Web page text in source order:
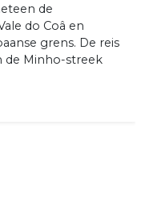
de
do Coâ en
grens. De reis
de Minho-streek